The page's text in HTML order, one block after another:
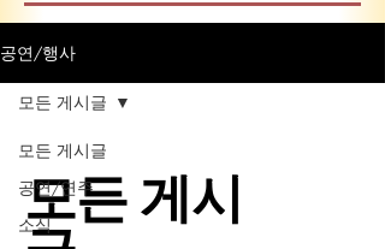
공연/행사
모든 게시글
공연/연주
소식
모든 게시글
모든 게시